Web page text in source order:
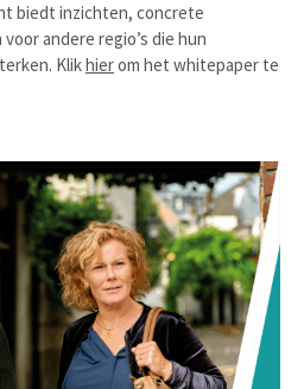
biedt inzichten, concrete
andere regio’s die hun
Klikhierom het whitepaper te